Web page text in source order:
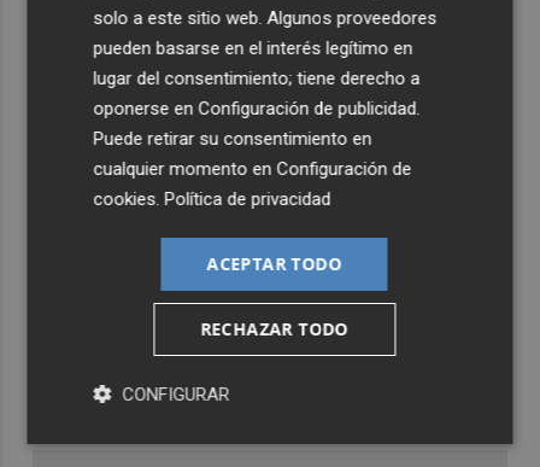
solo a este sitio web. Algunos proveedores
pueden basarse en el interés legítimo en
lugar del consentimiento; tiene derecho a
oponerse enConfiguración de publicidad.
Puede retirar su consentimiento en
cualquier momento enConfiguración de
cookies.Política de privacidad
ACEPTAR TODO
RECHAZAR TODO
CONFIGURAR